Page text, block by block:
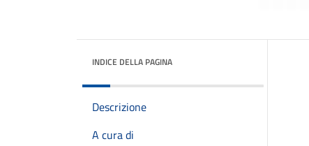
INDICE DELLA PAGINA
Descrizione
A cura di